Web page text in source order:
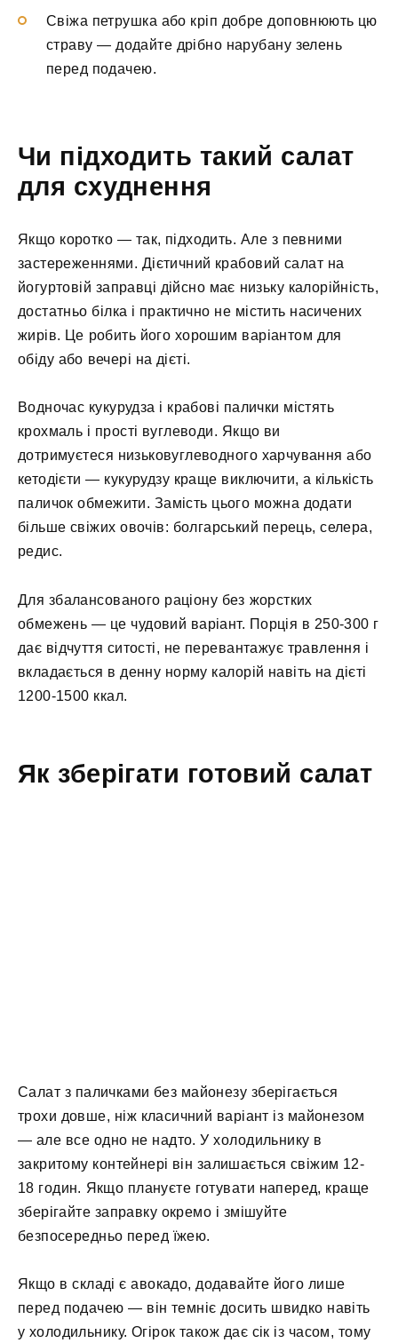
Свіжа петрушка або кріп добре доповнюють цю
страву — додайте дрібно нарубану зелень
перед подачею.
Чи підходить такий салат
для схуднення
Якщо коротко — так, підходить. Але з певними
застереженнями. Дієтичний крабовий салат на
йогуртовій заправці дійсно має низьку калорійність,
достатньо білка і практично не містить насичених
жирів. Це робить його хорошим варіантом для
обіду або вечері на дієті.
Водночас кукурудза і крабові палички містять
крохмаль і прості вуглеводи. Якщо ви
дотримуєтеся низьковуглеводного харчування або
кетодієти — кукурудзу краще виключити, а кількість
паличок обмежити. Замість цього можна додати
більше свіжих овочів: болгарський перець, селера,
редис.
Для збалансованого раціону без жорстких
обмежень — це чудовий варіант. Порція в 250-300 г
дає відчуття ситості, не перевантажує травлення і
вкладається в денну норму калорій навіть на дієті
1200-1500 ккал.
Як зберігати готовий салат
Салат з паличками без майонезу зберігається
трохи довше, ніж класичний варіант із майонезом
— але все одно не надто. У холодильнику в
закритому контейнері він залишається свіжим 12-
18 годин. Якщо плануєте готувати наперед, краще
зберігайте заправку окремо і змішуйте
безпосередньо перед їжею.
Якщо в складі є авокадо, додавайте його лише
перед подачею — він темніє досить швидко навіть
у холодильнику. Огірок також дає сік із часом, тому